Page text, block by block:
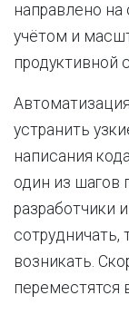
направлено на
учётом и
продуктивной
устранить
написания
один из шагов
разработчики
возникать.
переместятся